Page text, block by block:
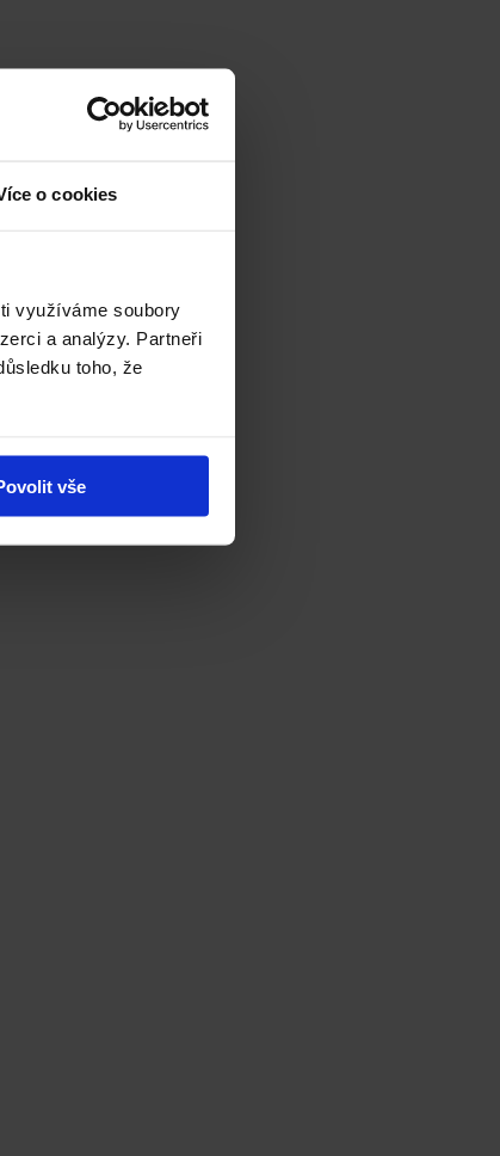
o cookies
využíváme soubory
a analýzy. Partneři
toho, že
vše